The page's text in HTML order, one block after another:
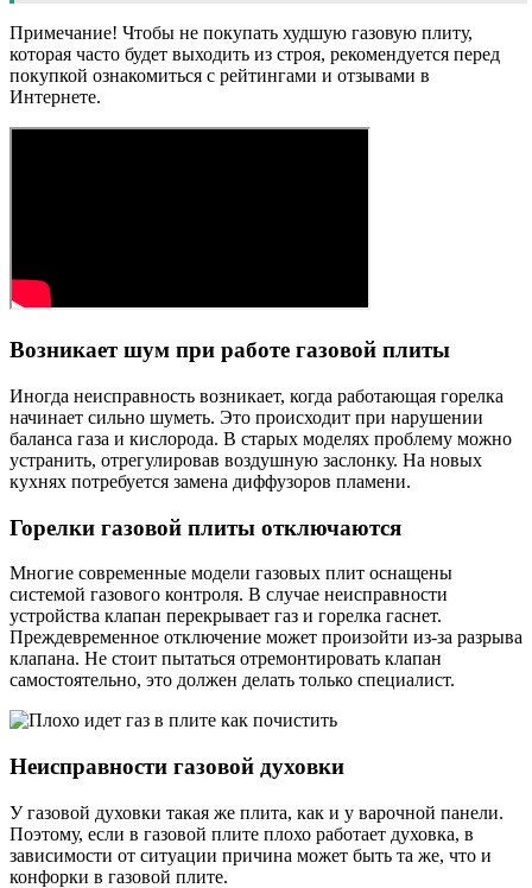
Примечание! Чтобы не покупать худшую газовую плиту,
которая часто будет выходить из строя, рекомендуется перед
покупкой ознакомиться с рейтингами и отзывами в
Интернете.
Возникает шум при работе газовой плиты
Иногда неисправность возникает, когда работающая горелка
начинает сильно шуметь. Это происходит при нарушении
баланса газа и кислорода. В старых моделях проблему можно
устранить, отрегулировав воздушную заслонку. На новых
кухнях потребуется замена диффузоров пламени.
Горелки газовой плиты отключаются
Многие современные модели газовых плит оснащены
системой газового контроля. В случае неисправности
устройства клапан перекрывает газ и горелка гаснет.
Преждевременное отключение может произойти из-за разрыва
клапана. Не стоит пытаться отремонтировать клапан
самостоятельно, это должен делать только специалист.
Неисправности газовой духовки
У газовой духовки такая же плита, как и у варочной панели.
Поэтому, если в газовой плите плохо работает духовка, в
зависимости от ситуации причина может быть та же, что и
конфорки в газовой плите.